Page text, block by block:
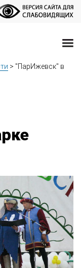
> "ПарИжевск" в